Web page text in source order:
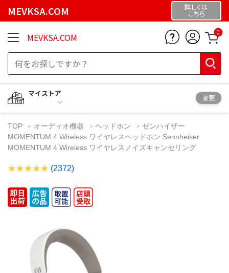
MEVKSA.COM 詳しくは
こちら
MEVKSA.COM 0
マイストア
変更
TOP オーディオ機器 ヘッドホン
ゼンハイザー
MOMENTUM 4 Wireless ワイヤレスヘッドホン Sennheiser
MOMENTUM 4 Wireless ワイヤレスノイズキャンセリング
(2372)